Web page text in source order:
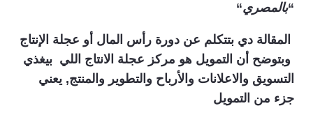
“بالمصري“
المقالة دي بتتكلم عن دورة رأس المال أو عجلة الإنتاج
وبتوضح أن التمويل هو مركز عجلة الانتاج اللي بيغذي
التسويق والاعلانات والأرباح والتطوير والمنتج, يعني
جزء من التمويل